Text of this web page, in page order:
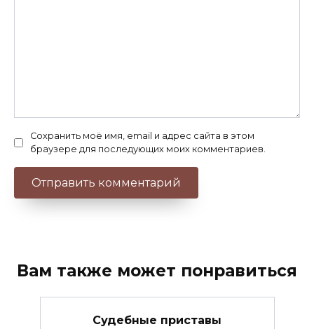
Сохранить моё имя, email и адрес сайта в этом
браузере для последующих моих комментариев.
Вам также может понравиться
Судебные приставы